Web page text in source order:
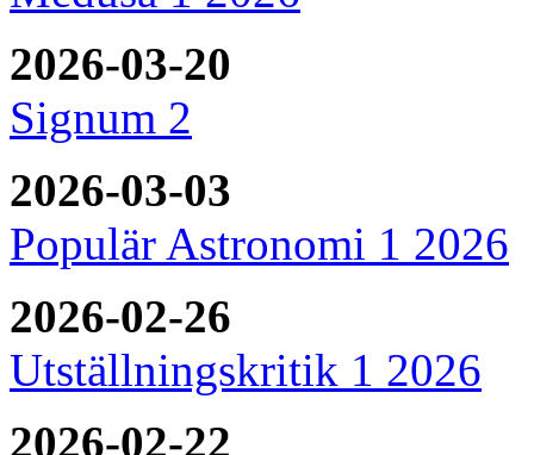
2026-03-20
Signum 2
2026-03-03
Populär Astronomi 1 2026
2026-02-26
Utställningskritik 1 2026
2026-02-22